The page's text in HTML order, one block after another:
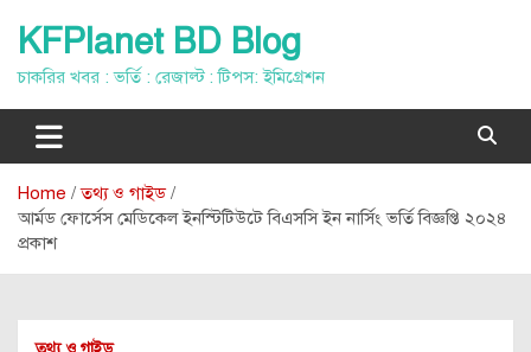
content
KFPlanet BD Blog
চাকরির খবর : ভর্তি : রেজাল্ট : টিপস: ইমিগ্রেশন
Home
তথ্য ও গাইড
আর্মড ফোর্সেস মেডিকেল ইনস্টিটিউটে বিএসসি ইন নার্সিং ভর্তি বিজ্ঞপ্তি ২০২৪
প্রকাশ